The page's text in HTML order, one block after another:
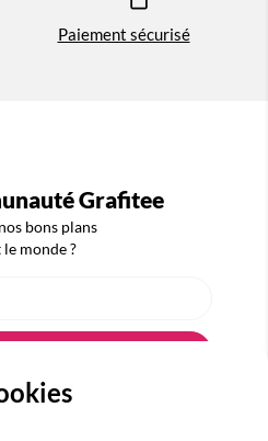
Paiement sécurisé
Grafitee
bons plans
monde ?